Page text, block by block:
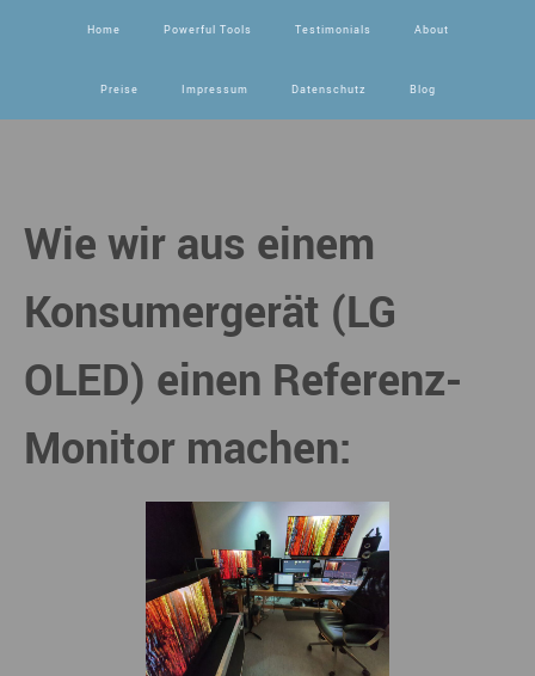
Home Powerful Tools Testimonials About
Preise Impressum Datenschutz Blog
Wie wir aus einem
Konsumergerät (LG
OLED) einen Referenz-
Monitor machen: